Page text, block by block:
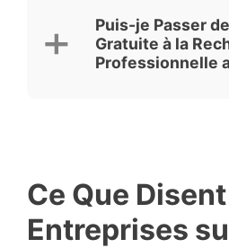
Puis-je Passer
Gratuite à la
Professionnelle
Ce Que
Entreprises